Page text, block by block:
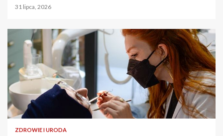
31 lipca, 2026
ZDROWIE I URODA